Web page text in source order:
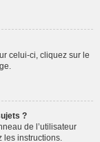
celui-ci, cliquez sur le
?
de l’utilisateur
les instructions.